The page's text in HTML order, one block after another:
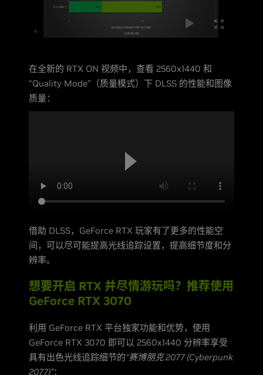
在全新的 RTX ON 视频中，查看 2560x1440 和
“Quality Mode”（质量模式）下 DLSS 的性能和图像
质量：
借助 DLSS，GeForce RTX 玩家有了更多的性能空
间，可以尽可能提高光线追踪设置，提高细节度和分
辨率。
想要开启 RTX 并尽情游玩吗？推荐使用
GeForce RTX 3070
利用 GeForce RTX 平台独家功能和优势，使用
GeForce RTX 3070 即可以 2560x1440 分辨率享受
具有出色光线追踪细节的“赛博朋克 2077 (Cyberpunk
2077)”：